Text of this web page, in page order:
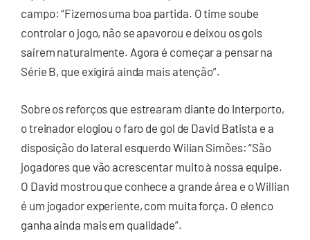
campo: “Fizemos uma boa partida. O time soube
controlar o jogo, não se apavorou e deixou os gols
saírem naturalmente. Agora é começar a pensar na
Série B, que exigirá ainda mais atenção”.
Sobre os reforços que estrearam diante do Interporto,
o treinador elogiou o faro de gol de David Batista e a
disposição do lateral esquerdo Wilian Simões: “São
jogadores que vão acrescentar muito à nossa equipe.
O David mostrou que conhece a grande área e o Willian
é um jogador experiente, com muita força. O elenco
ganha ainda mais em qualidade”.